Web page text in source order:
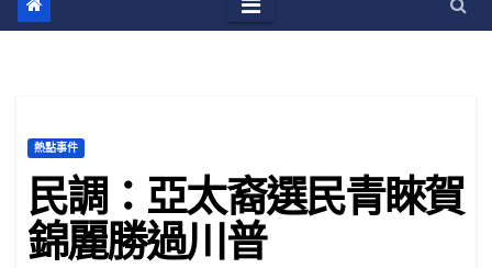
熱點事件
民調：亞太裔選民青睞賀
錦麗勝過川普